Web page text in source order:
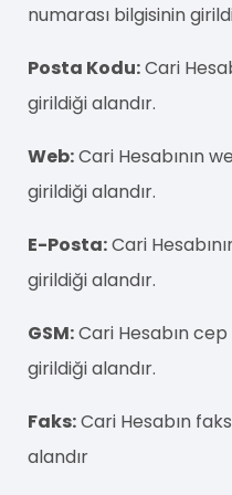
numarası bilgisinin
Posta Kodu:Cari
girildiği alandır.
Web:Cari Hesabının
girildiği alandır.
E-Posta:Cari
girildiği alandır.
GSM:Cari Hesabın
girildiği alandır.
Faks:Cari Hesabın
alandır